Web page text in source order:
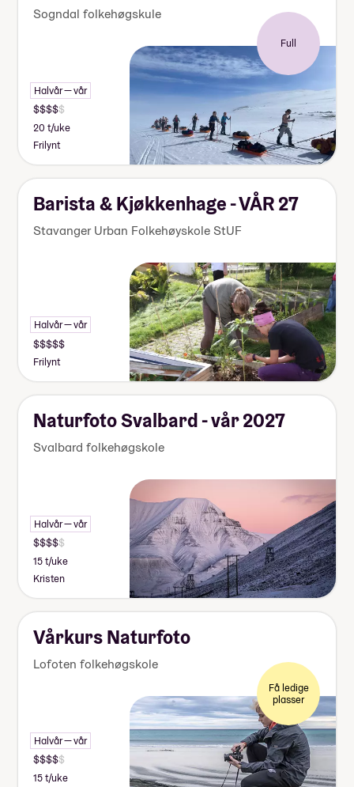
Sogndal folkehøgskule
Full
Halvår — vår
20 t/uke
Frilynt
Barista & Kjøkkenhage - VÅR 27
Stavanger Urban Folkehøyskole StUF
Halvår — vår
Frilynt
Naturfoto Svalbard - vår 2027
Svalbard folkehøgskole
Halvår — vår
15 t/uke
Kristen
Vårkurs Naturfoto
Lofoten folkehøgskole
Få ledige
plasser
Halvår — vår
15 t/uke